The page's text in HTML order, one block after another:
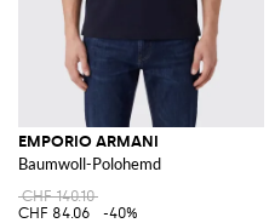
EMPORIO ARMANI
Baumwoll-Polohemd
CHF 140.10
CHF 84.06
-40%